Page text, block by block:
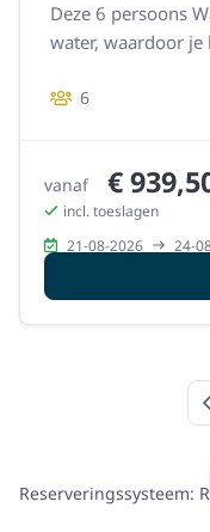
Deze 6 persoons
water, waardoor
6
vanaf €
incl. toeslagen
21-08-2026
24-
Reserveringssysteem: